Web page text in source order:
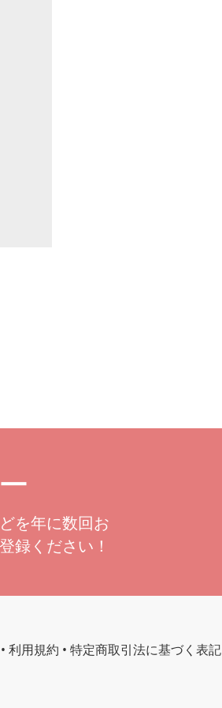
を年に数回お
録ください！
• 利用規約 • 特定商取引法に基づく表記